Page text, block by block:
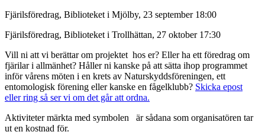
Fjärilsföredrag, Biblioteket i Mjölby, 23 september 18:00
Fjärilsföredrag, Biblioteket i Trollhättan, 27 oktober 17:30
Vill ni att vi berättar om projektet hos er? Eller ha ett föredrag om
fjärilar i allmänhet? Håller ni kanske på att sätta ihop programmet
inför vårens möten i en krets av Naturskyddsföreningen, ett
entomologisk förening eller kanske en fågelklubb? Skicka epost
eller ring så ser vi om det går att ordna.
Aktiviteter märkta med symbolen
är sådana som organisatören tar
ut en kostnad för.